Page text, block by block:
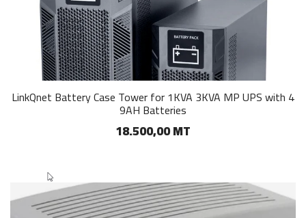
LinkQnet Battery Case Tower for 1KVA 3KVA MP UPS with 4
9AH Batteries
18.500,00 MT